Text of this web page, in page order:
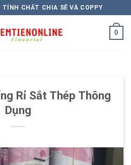
TÍNH CHẤT CHIA SẼ VÀ COPPY
0
Rỉ Sắt Thép Thông
Dụng